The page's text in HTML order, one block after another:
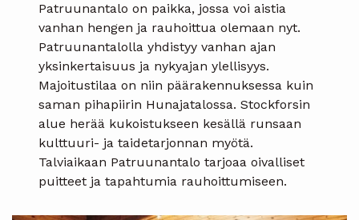
Patruunantalo on paikka, jossa voi aistia
vanhan hengen ja rauhoittua olemaan nyt.
Patruunantalolla yhdistyy vanhan ajan
yksinkertaisuus ja nykyajan ylellisyys.
Majoitustilaa on niin päärakennuksessa kuin
saman pihapiirin Hunajatalossa. Stockforsin
alue herää kukoistukseen kesällä runsaan
kulttuuri- ja taidetarjonnan myötä.
Talviaikaan Patruunantalo tarjoaa oivalliset
puitteet ja tapahtumia rauhoittumiseen.